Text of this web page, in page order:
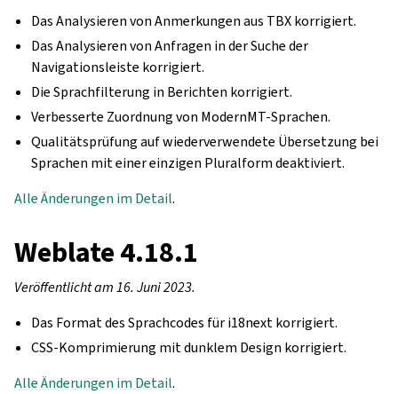
Das Analysieren von Anmerkungen aus TBX korrigiert.
Das Analysieren von Anfragen in der Suche der
Navigationsleiste korrigiert.
Die Sprachfilterung in Berichten korrigiert.
Verbesserte Zuordnung von ModernMT-Sprachen.
Qualitätsprüfung auf wiederverwendete Übersetzung bei
Sprachen mit einer einzigen Pluralform deaktiviert.
Alle Änderungen im Detail.
Weblate 4.18.1
Veröffentlicht am 16. Juni 2023.
Das Format des Sprachcodes für i18next korrigiert.
CSS-Komprimierung mit dunklem Design korrigiert.
Alle Änderungen im Detail.